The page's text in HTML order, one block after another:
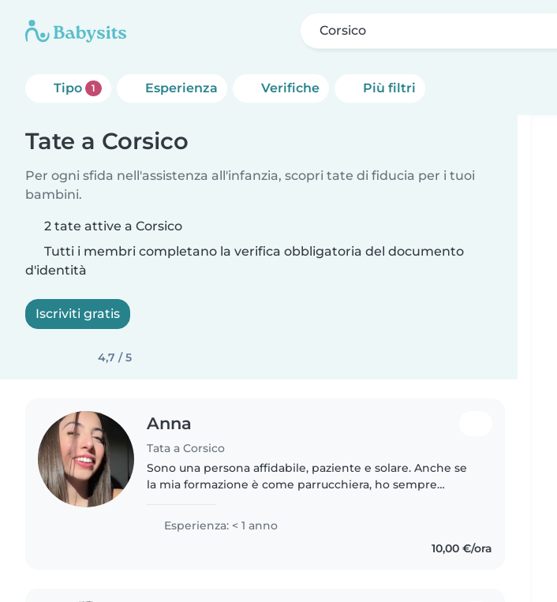
Corsico
Tipo 1 Esperienza Verifiche Più filtri
Tate a Corsico
Per ogni sfida nell'assistenza all'infanzia, scopri tate di fiducia per i tuoi
bambini.
2 tate attive a Corsico
Tutti i membri completano la verifica obbligatoria del documento
d'identità
Iscriviti gratis
4,7 / 5
Anna
Tata a Corsico
Sono una persona affidabile, paziente e solare. Anche se
la mia formazione è come parrucchiera, ho sempre
cura dei bambini. Mi..
Esperienza: < 1 anno
10,00 €/ora